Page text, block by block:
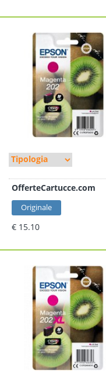
OfferteCartucce.com
Originale
€ 15.10